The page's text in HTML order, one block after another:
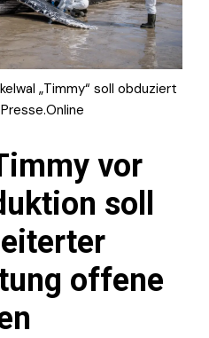
„Timmy“ soll obduziert
vor
soll
offene